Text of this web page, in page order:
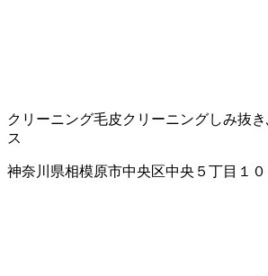
クリーニング毛皮クリーニングしみ抜き
ス
神奈川県相模原市中央区中央５丁目１０